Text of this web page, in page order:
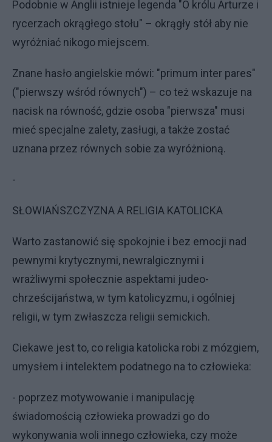
Podobnie w Anglii istnieje legenda "O królu Arturze i
rycerzach okrągłego stołu" – okrągły stół aby nie
wyróżniać nikogo miejscem.
Znane hasło angielskie mówi: "primum inter pares"
("pierwszy wśród równych") – co też wskazuje na
nacisk na równość, gdzie osoba "pierwsza" musi
mieć specjalne zalety, zasługi, a także zostać
uznana przez równych sobie za wyróżnioną.
-
SŁOWIAŃSZCZYZNA A RELIGIA KATOLICKA
Warto zastanowić się spokojnie i bez emocji nad
pewnymi krytycznymi, newralgicznymi i
wrażliwymi społecznie aspektami judeo-
chrześcijaństwa, w tym katolicyzmu, i ogólniej
religii, w tym zwłaszcza religii semickich.
Ciekawe jest to, co religia katolicka robi z mózgiem,
umysłem i intelektem podatnego na to człowieka:
- poprzez motywowanie i manipulację
świadomością człowieka prowadzi go do
wykonywania woli innego człowieka, czy może